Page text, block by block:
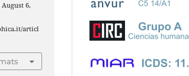
August 6,
articl